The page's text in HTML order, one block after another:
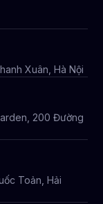
Xuân, Hà Nội
200 Đường
Toản, Hải